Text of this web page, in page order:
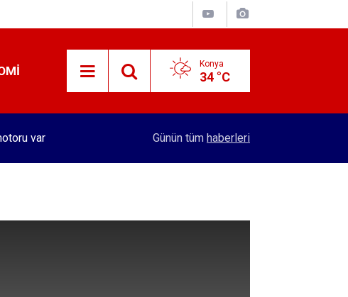
Konya
34 °C
var Konyasporlu Kramer'den yıllar sonra
Günün tüm haberleri